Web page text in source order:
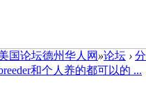
国论坛德州华人网 »论坛 ›
和个人养的都可以的 ...